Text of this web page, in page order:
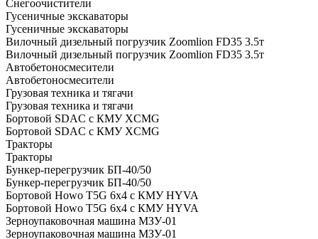
Снегоочистители
Гусеничные экскаваторы
Гусеничные экскаваторы
Вилочный дизельный погрузчик Zoomlion FD35 3.5т
Вилочный дизельный погрузчик Zoomlion FD35 3.5т
Автобетоносмесители
Автобетоносмесители
Грузовая техника и тягачи
Грузовая техника и тягачи
Бортовой SDAC с КМУ XCMG
Бортовой SDAC с КМУ XCMG
Тракторы
Тракторы
Бункер-перегрузчик БП-40/50
Бункер-перегрузчик БП-40/50
Бортовой Howo T5G 6х4 c КМУ HYVA
Бортовой Howo T5G 6х4 c КМУ HYVA
Зерноупаковочная машина МЗУ-01
Зерноупаковочная машина МЗУ-01